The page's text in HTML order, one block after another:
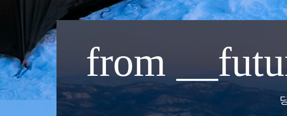
내
용
으
로
로
가
from